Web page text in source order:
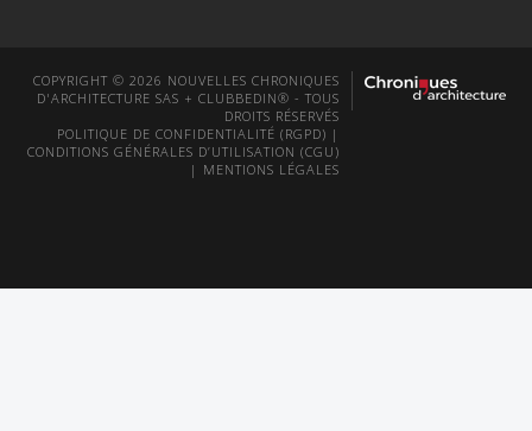
COPYRIGHT © 2026 NOUVELLES CHRONIQUES
D'ARCHITECTURE SAS + CLUBBEDIN® - TOUS
DROITS RÉSERVÉS
POLITIQUE DE CONFIDENTIALITÉ (RGPD) |
CONDITIONS GÉNÉRALES D’UTILISATION (CGU)
| MENTIONS LÉGALES